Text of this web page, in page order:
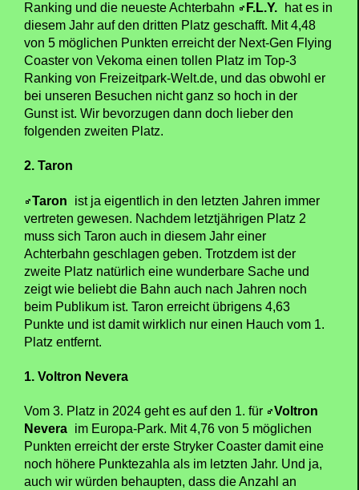
Ranking und die neueste Achterbahn
F.L.Y.
hat es in
diesem Jahr auf den dritten Platz geschafft. Mit 4,48
von 5 möglichen Punkten erreicht der Next-Gen Flying
Coaster von Vekoma einen tollen Platz im Top-3
Ranking von Freizeitpark-Welt.de, und das obwohl er
bei unseren Besuchen nicht ganz so hoch in der
Gunst ist. Wir bevorzugen dann doch lieber den
folgenden zweiten Platz.
2. Taron
Taron
ist ja eigentlich in den letzten Jahren immer
vertreten gewesen. Nachdem letztjährigen Platz 2
muss sich Taron auch in diesem Jahr einer
Achterbahn geschlagen geben. Trotzdem ist der
zweite Platz natürlich eine wunderbare Sache und
zeigt wie beliebt die Bahn auch nach Jahren noch
beim Publikum ist. Taron erreicht übrigens 4,63
Punkte und ist damit wirklich nur einen Hauch vom 1.
Platz entfernt.
1. Voltron Nevera
Vom 3. Platz in 2024 geht es auf den 1. für
Voltron
Nevera im Europa-Park. Mit 4,76 von 5 möglichen
Punkten erreicht der erste Stryker Coaster damit eine
noch höhere Punktezahla als im letzten Jahr. Und ja,
auch wir würden behaupten, dass die Anzahl an